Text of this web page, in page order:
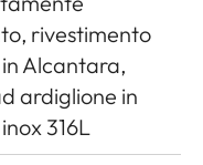
rivestimento
Alcantara,
ardiglione in
316L